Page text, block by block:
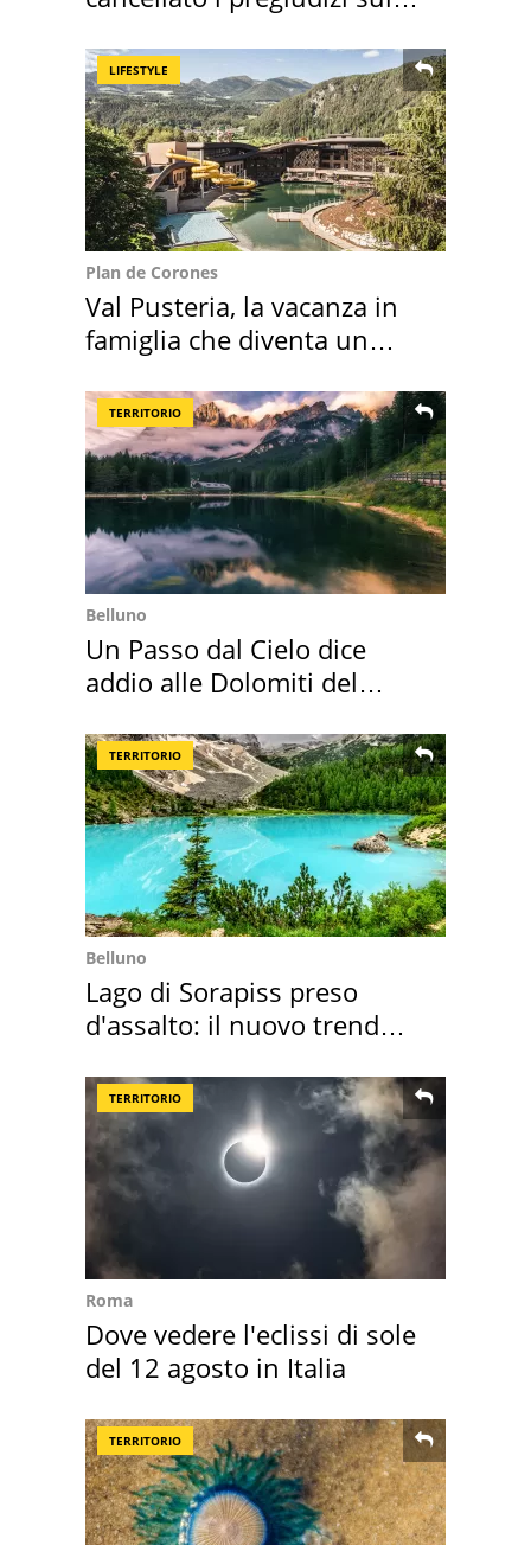
LIFESTYLE
Plan de Corones
Val Pusteria, la vacanza in
famiglia che diventa un
TERRITORIO
Belluno
Un Passo dal Cielo dice
addio alle Dolomiti del
TERRITORIO
Belluno
Lago di Sorapiss preso
d'assalto: il nuovo trend
TERRITORIO
Roma
Dove vedere l'eclissi di sole
del 12 agosto in Italia
TERRITORIO